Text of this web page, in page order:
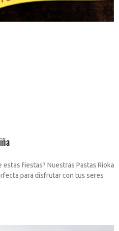
estas fiestas? Nuestras Pastas Rioka
para disfrutar con tus seres